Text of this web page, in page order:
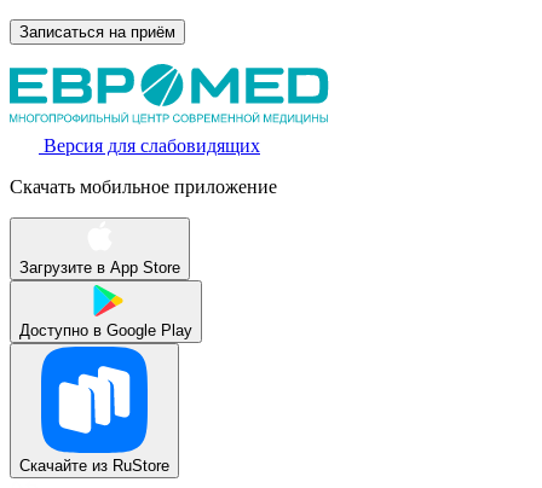
Версия для слабовидящих
Скачать мобильное приложение
Загрузите в App Store
Доступно в Google Play
Скачайте из RuStore